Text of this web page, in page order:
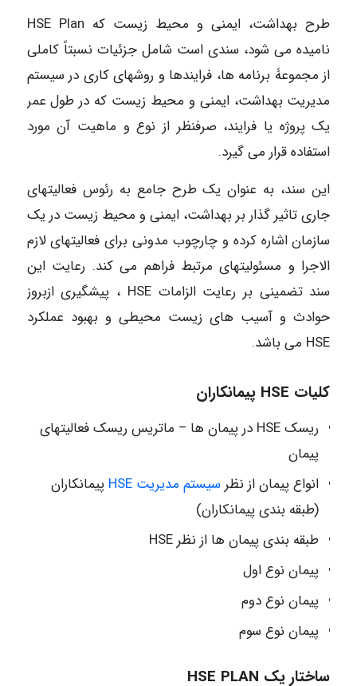
طرح بهداشت، ایمنی و محیط زیست که HSE Plan
نامیده می شود، سندی است شامل جزئیات نسبتاً کاملی
از مجموعۀ برنامه ها، فرایندها و روشهای کاری در سیستم
مدیریت بهداشت، ایمنی و محیط زیست که در طول عمر
یک پروژه یا فرایند، صرفنظر از نوع و ماهیت آن مورد
استفاده قرار می گیرد.
این سند، به عنوان یک طرح جامع به رئوس فعالیتهای
جاری تاثیر گذار بر بهداشت، ایمنی و محیط زیست در یک
سازمان اشاره کرده و چارچوب مدونی برای فعالیتهای لازم
الاجرا و مسئولیتهای مرتبط فراهم می کند. رعایت این
سند تضمینی بر رعایت الزامات HSE ، پیشگیری ازبروز
حوادث و آسیب های زیست محیطی و بهبود عملکرد
HSE می باشد.
کلیات HSE پیمانکاران
ریسک HSE در پیمان ها – ماتریس ریسک فعالیتهای
پیمان
انواع پیمان از نظرسیستم مدیریت HSE
پیمانکاران
(طبقه بندی پیمانکاران)
طبقه بندی پیمان ها از نظر HSE
پیمان نوع اول
پیمان نوع دوم
پیمان نوع سوم
ساختار یک HSE PLAN